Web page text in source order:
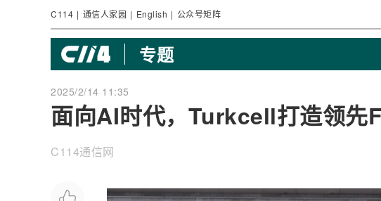
C114 | 通信人家园 | English | 公众号矩阵
专题
2025/2/14 11:35
面向AI时代，Turkcell打造领先
C114通信网